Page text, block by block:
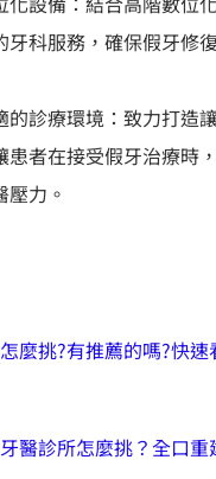
牙科服務，確保假牙修
的診療環境：致力打造
患者在接受假牙治療時
壓力。
麼挑?有推薦的嗎?快
醫診所怎麼挑？全口